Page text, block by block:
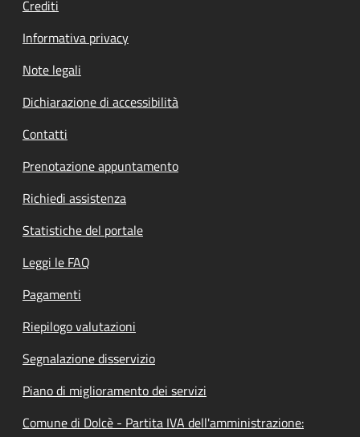
Crediti
Informativa privacy
Note legali
Dichiarazione di accessibilità
Contatti
Prenotazione appuntamento
Richiedi assistenza
Statistiche del portale
Leggi le FAQ
Pagamenti
Riepilogo valutazioni
Segnalazione disservizio
Piano di miglioramento dei servizi
Comune di Dolcè - Partita IVA dell'amministrazione: